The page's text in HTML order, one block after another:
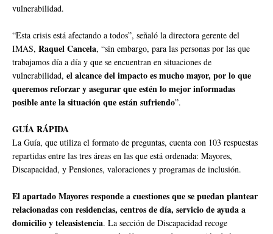
vulnerabilidad.
“Esta crisis está afectando a todos”, señaló la directora gerente del
IMAS, Raquel Cancela, “sin embargo, para las personas por las que
trabajamos día a día y que se encuentran en situaciones de
vulnerabilidad, el alcance del impacto es mucho mayor, por lo que
queremos reforzar y asegurar que estén lo mejor informadas
posible ante la situación que están sufriendo”.
GUÍA RÁPIDA
La Guía, que utiliza el formato de preguntas, cuenta con 103 respuestas
repartidas entre las tres áreas en las que está ordenada: Mayores,
Discapacidad, y Pensiones, valoraciones y programas de inclusión.
El apartado Mayores responde a cuestiones que se puedan plantear
relacionadas con residencias, centros de día, servicio de ayuda a
domicilio y teleasistencia. La sección de Discapacidad recoge